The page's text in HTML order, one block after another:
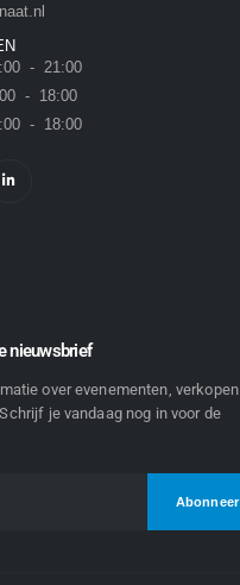
- 21:00
- 18:00
- 18:00
nieuwsbrief
over evenementen, verkopen
je vandaag nog in voor de